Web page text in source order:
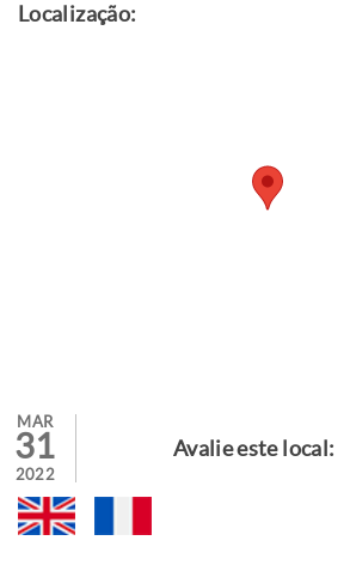
Localização:
Avalie este local:
MAR
31
2022